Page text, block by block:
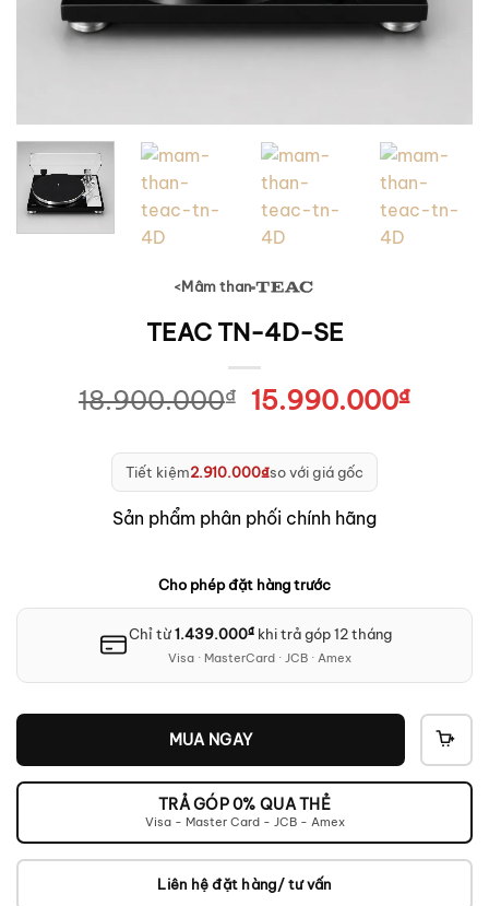
<Mâm than
TEAC
TEAC TN-4D-SE
18.900.000₫
Giá
là:
18.900.000₫.
15.990.000₫
Tiết kiệm2.910.000₫so với giá gốc
Sản phẩm phân phối chính hãng
Cho phép đặt hàng trước
Chỉ từ1.439.000₫khi trả góp 12 tháng
Visa · MasterCard · JCB · Amex
MUA NGAY
TRẢ GÓP 0% QUA THẺ
Visa - Master Card - JCB - Amex
Liên hệ đặt hàng/ tư vấn